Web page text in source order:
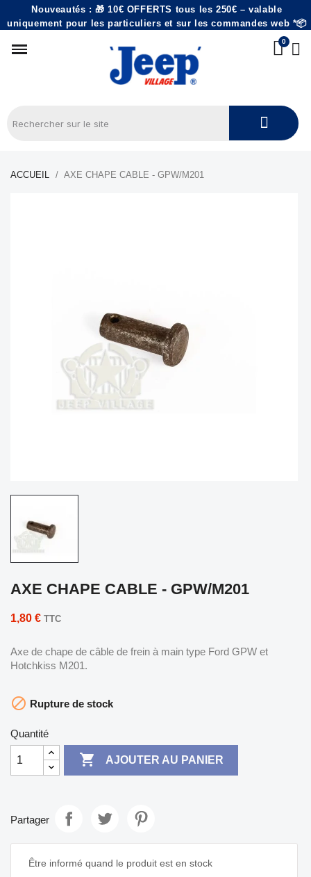
Nouveautés : 🎁 10€ OFFERTS tous les 250€ – valable
uniquement pour les particuliers et sur les commandes web *📦
ACCUEIL AXE CHAPE CABLE - GPW/M201
AXE CHAPE CABLE - GPW/M201
1,80 € TTC
Axe de chape de câble de frein à main type Ford GPW et
Hotchkiss M201.
 Rupture de stock
Quantité
 AJOUTER AU PANIER
Partager
Être informé quand le produit est en stock